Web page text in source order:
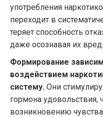
употребления
переходит в
теряет способность
даже осознавая их вред.
Формирование
воздействием
систему. Они
гормона удовольствия,
возникновению